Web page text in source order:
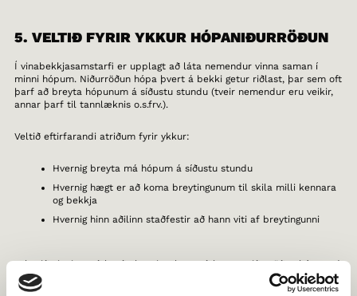
5. VELTIÐ FYRIR YKKUR HÓPANIÐURRÖÐUN
Í vinabekkjasamstarfi er upplagt að láta nemendur vinna saman í
minni hópum. Niðurröðun hópa þvert á bekki getur riðlast, þar sem oft
þarf að breyta hópunum á síðustu stundu (tveir nemendur eru veikir,
annar þarf til tannlæknis o.s.frv.).
Veltið eftirfarandi atriðum fyrir ykkur:
Hvernig breyta má hópum á síðustu stundu
Hvernig hægt er að koma breytingunum til skila milli kennara
og bekkja
Hvernig hinn aðilinn staðfestir að hann viti af breytingunni
Athugið einnig með hvaða hætti er best að breyta niðurröðun hópa, t.d.
með stuttum fyrirvara. Er þægilegast að nota sameiginlegt Google
Docs-skjal, fésbókarhóp eða spjaldtölvu – að viðbættu lifandi